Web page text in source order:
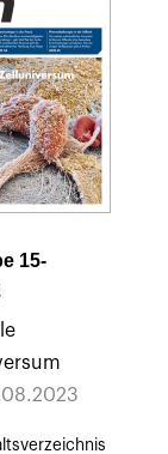
15-